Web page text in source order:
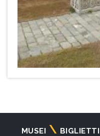
MUSEI